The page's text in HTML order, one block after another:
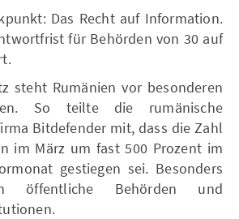
Das Recht auf Information.
für Behörden von 30 auf
steht Rumänien vor besonderen
So teilte die rumänische
Bitdefender mit, dass die Zahl
im März um fast 500 Prozent im
gestiegen sei. Besonders
öffentliche Behörden und